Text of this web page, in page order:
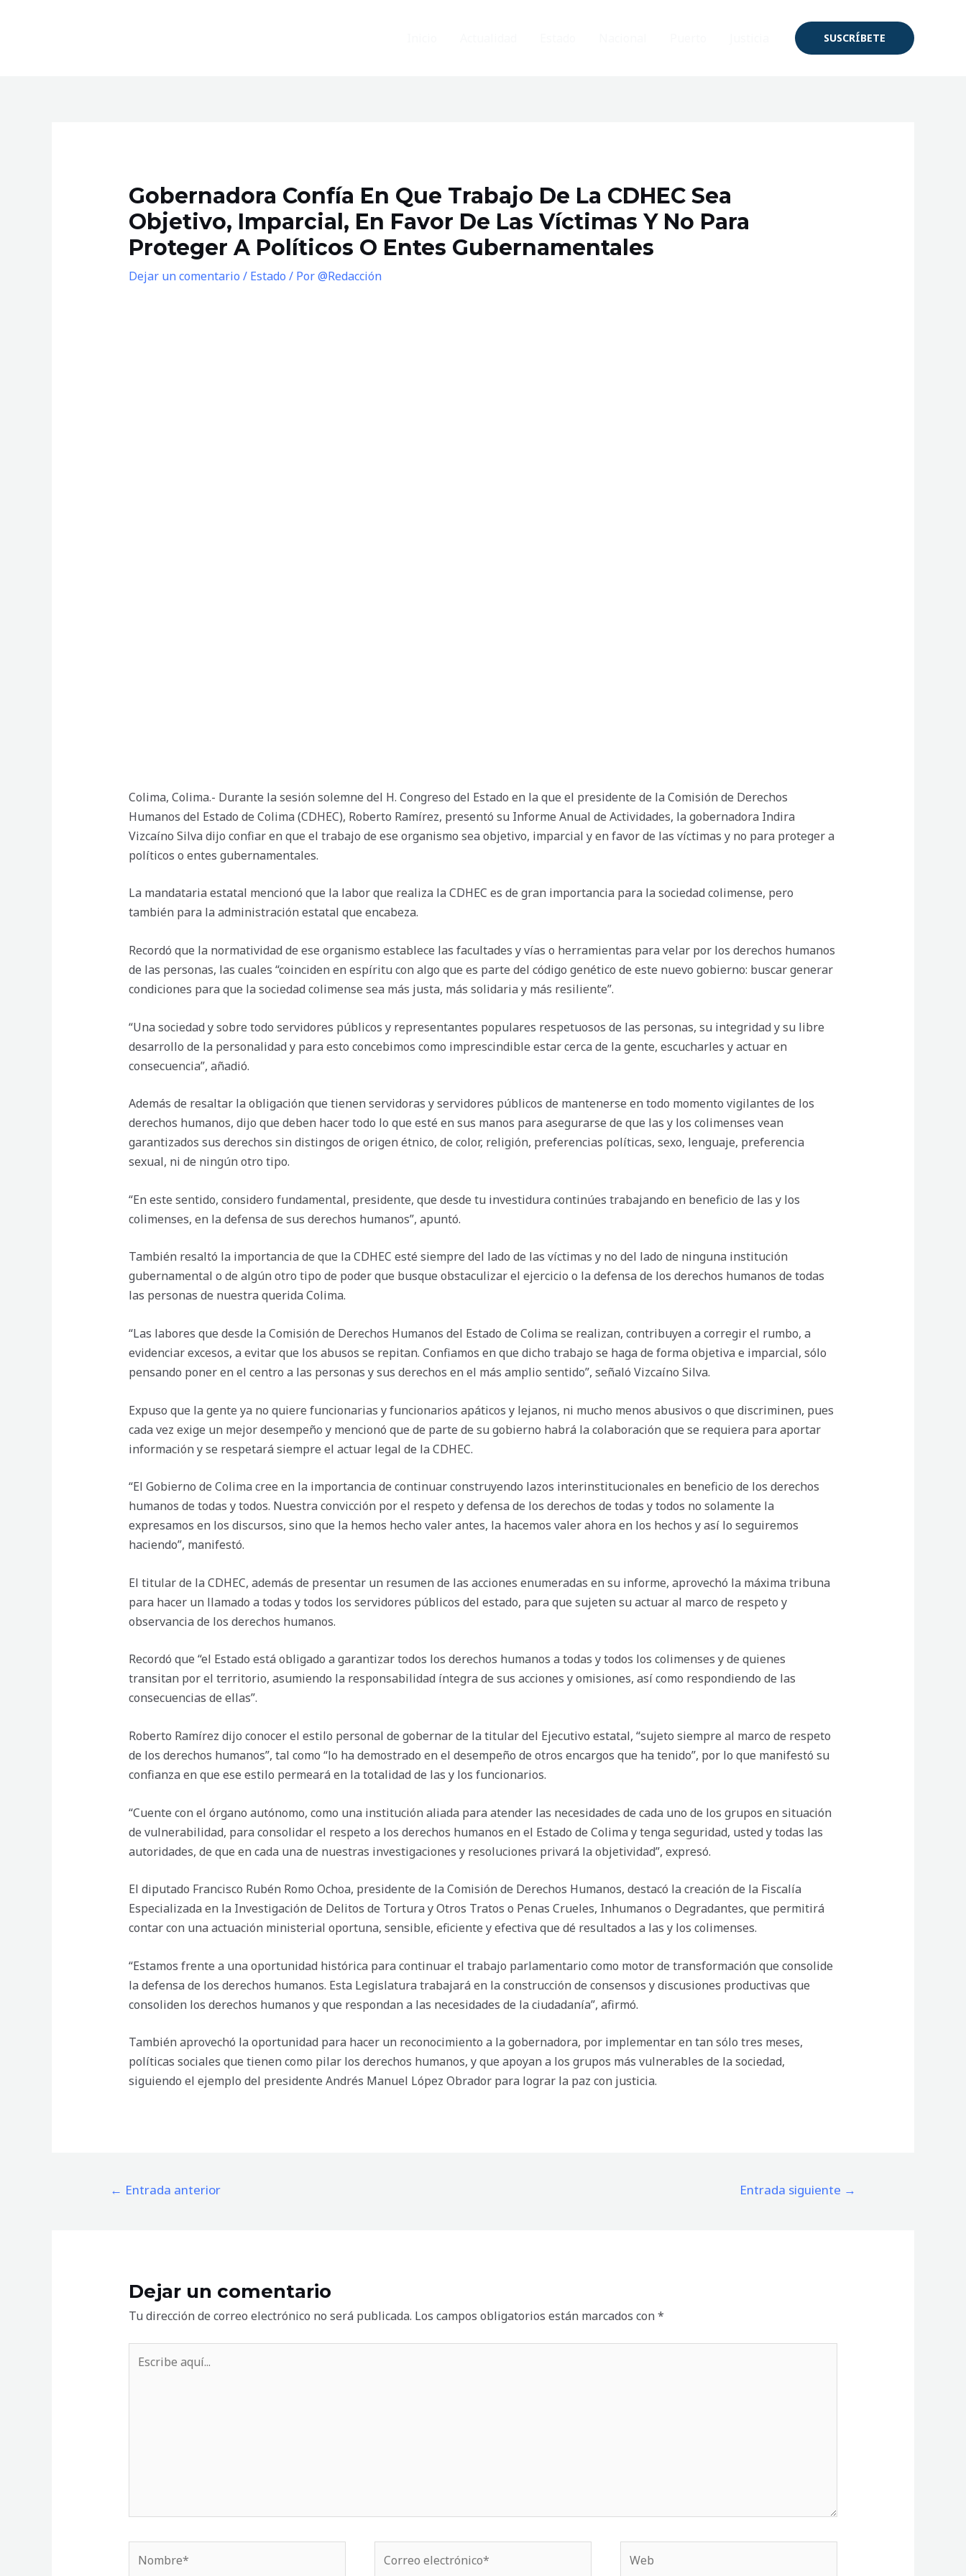
SUSCRÍBETE
Gobernadora Confía En Que Trabajo De La CDHEC Sea
Objetivo, Imparcial, En Favor De Las Víctimas Y No Para
Proteger A Políticos O Entes Gubernamentales
Dejar un comentario / Estado / Por@Redacción
Colima, Colima.- Durante la sesión solemne del H. Congreso del Estado en la que el presidente de la Comisión de Derechos
Humanos del Estado de Colima (CDHEC), Roberto Ramírez, presentó su Informe Anual de Actividades, la gobernadora Indira
Vizcaíno Silva dijo confiar en que el trabajo de ese organismo sea objetivo, imparcial y en favor de las víctimas y no para proteger a
políticos o entes gubernamentales.
La mandataria estatal mencionó que la labor que realiza la CDHEC es de gran importancia para la sociedad colimense, pero
también para la administración estatal que encabeza.
Recordó que la normatividad de ese organismo establece las facultades y vías o herramientas para velar por los derechos humanos
de las personas, las cuales “coinciden en espíritu con algo que es parte del código genético de este nuevo gobierno: buscar generar
condiciones para que la sociedad colimense sea más justa, más solidaria y más resiliente”.
“Una sociedad y sobre todo servidores públicos y representantes populares respetuosos de las personas, su integridad y su libre
desarrollo de la personalidad y para esto concebimos como imprescindible estar cerca de la gente, escucharles y actuar en
consecuencia”, añadió.
Además de resaltar la obligación que tienen servidoras y servidores públicos de mantenerse en todo momento vigilantes de los
derechos humanos, dijo que deben hacer todo lo que esté en sus manos para asegurarse de que las y los colimenses vean
garantizados sus derechos sin distingos de origen étnico, de color, religión, preferencias políticas, sexo, lenguaje, preferencia
sexual, ni de ningún otro tipo.
“En este sentido, considero fundamental, presidente, que desde tu investidura continúes trabajando en beneficio de las y los
colimenses, en la defensa de sus derechos humanos”, apuntó.
También resaltó la importancia de que la CDHEC esté siempre del lado de las víctimas y no del lado de ninguna institución
gubernamental o de algún otro tipo de poder que busque obstaculizar el ejercicio o la defensa de los derechos humanos de todas
las personas de nuestra querida Colima.
“Las labores que desde la Comisión de Derechos Humanos del Estado de Colima se realizan, contribuyen a corregir el rumbo, a
evidenciar excesos, a evitar que los abusos se repitan. Confiamos en que dicho trabajo se haga de forma objetiva e imparcial, sólo
pensando poner en el centro a las personas y sus derechos en el más amplio sentido”, señaló Vizcaíno Silva.
Expuso que la gente ya no quiere funcionarias y funcionarios apáticos y lejanos, ni mucho menos abusivos o que discriminen, pues
cada vez exige un mejor desempeño y mencionó que de parte de su gobierno habrá la colaboración que se requiera para aportar
información y se respetará siempre el actuar legal de la CDHEC.
“El Gobierno de Colima cree en la importancia de continuar construyendo lazos interinstitucionales en beneficio de los derechos
humanos de todas y todos. Nuestra convicción por el respeto y defensa de los derechos de todas y todos no solamente la
expresamos en los discursos, sino que la hemos hecho valer antes, la hacemos valer ahora en los hechos y así lo seguiremos
haciendo”, manifestó.
El titular de la CDHEC, además de presentar un resumen de las acciones enumeradas en su informe, aprovechó la máxima tribuna
para hacer un llamado a todas y todos los servidores públicos del estado, para que sujeten su actuar al marco de respeto y
observancia de los derechos humanos.
Recordó que “el Estado está obligado a garantizar todos los derechos humanos a todas y todos los colimenses y de quienes
transitan por el territorio, asumiendo la responsabilidad íntegra de sus acciones y omisiones, así como respondiendo de las
consecuencias de ellas”.
Roberto Ramírez dijo conocer el estilo personal de gobernar de la titular del Ejecutivo estatal, “sujeto siempre al marco de respeto
de los derechos humanos”, tal como “lo ha demostrado en el desempeño de otros encargos que ha tenido”, por lo que manifestó su
confianza en que ese estilo permeará en la totalidad de las y los funcionarios.
“Cuente con el órgano autónomo, como una institución aliada para atender las necesidades de cada uno de los grupos en situación
de vulnerabilidad, para consolidar el respeto a los derechos humanos en el Estado de Colima y tenga seguridad, usted y todas las
autoridades, de que en cada una de nuestras investigaciones y resoluciones privará la objetividad”, expresó.
El diputado Francisco Rubén Romo Ochoa, presidente de la Comisión de Derechos Humanos, destacó la creación de la Fiscalía
Especializada en la Investigación de Delitos de Tortura y Otros Tratos o Penas Crueles, Inhumanos o Degradantes, que permitirá
contar con una actuación ministerial oportuna, sensible, eficiente y efectiva que dé resultados a las y los colimenses.
“Estamos frente a una oportunidad histórica para continuar el trabajo parlamentario como motor de transformación que consolide
la defensa de los derechos humanos. Esta Legislatura trabajará en la construcción de consensos y discusiones productivas que
consoliden los derechos humanos y que respondan a las necesidades de la ciudadanía”, afirmó.
También aprovechó la oportunidad para hacer un reconocimiento a la gobernadora, por implementar en tan sólo tres meses,
políticas sociales que tienen como pilar los derechos humanos, y que apoyan a los grupos más vulnerables de la sociedad,
siguiendo el ejemplo del presidente Andrés Manuel López Obrador para lograr la paz con justicia.
Navegación
← Entrada anterior Entrada siguiente →
Dejar un comentario
Tu dirección de correo electrónico no será publicada. Los campos obligatorios están marcados con *
aquí...
electrónico*